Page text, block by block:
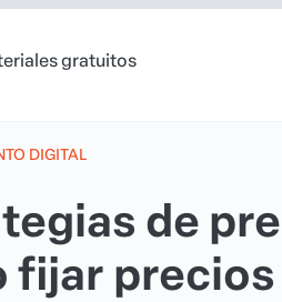
gratuitos
DIGITAL
de
fijar